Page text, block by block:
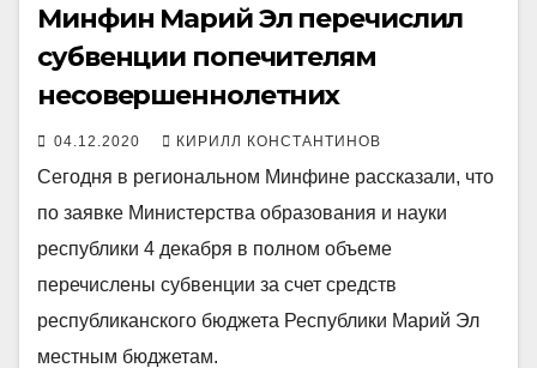
Минфин Марий Эл перечислил
cубвенции попечителям
несовершеннолетних
04.12.2020 КИРИЛЛ КОНСТАНТИНОВ
Сегодня в региональном Минфине рассказали, что
по заявке Министерства образования и науки
республики 4 декабря в полном объеме
перечислены cубвенции за счет средств
республиканского бюджета Республики Марий Эл
местным бюджетам.